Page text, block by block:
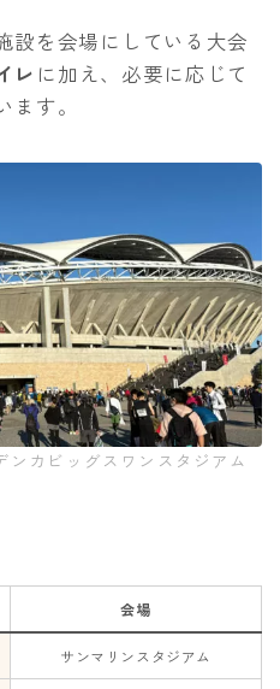
設を会場にしている大会
レ に加え、必要に応じて
す。
ンカビッグスワンスタジアム
会場
サンマリンスタジアム